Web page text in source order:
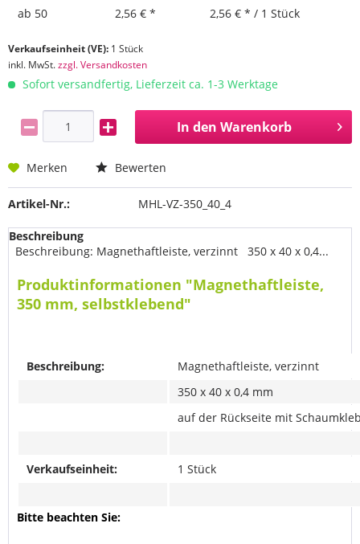
ab 50 2,56 € * 2,56 € * / 1 Stück
Verkaufseinheit (VE): 1 Stück
inkl. MwSt.zzgl. Versandkosten
Sofort versandfertig, Lieferzeit ca. 1-3 Werktage
In den Warenkorb
Merken Bewerten
Artikel-Nr.: MHL-VZ-350_40_4
Beschreibung
Beschreibung: Magnethaftleiste, verzinnt 350 x 40 x 0,4...
Produktinformationen "Magnethaftleiste,
350 mm, selbstklebend"
Beschreibung:
Magnethaftleiste, verzinnt
350 x 40 x 0,4 mm
auf der Rückseite mit
Verkaufseinheit: 1 Stück
Bitte beachten Sie: